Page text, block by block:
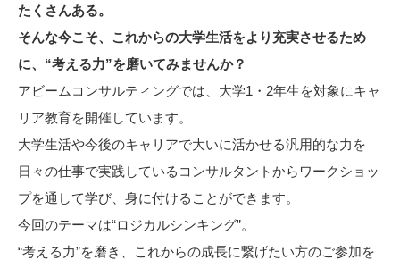
たくさんある。​
そんな今こそ、これからの大学生活をより充実させるため
に、“考える力”を磨いてみませんか？​
アビームコンサルティングでは、大学1・2年生を対象にキャ
リア教育を開催しています。
大学生活や今後のキャリアで大いに活かせる汎用的な力を
日々の仕事で実践しているコンサルタントからワークショッ
プを通して学び、身に付けることができます。
今回のテーマは“ロジカルシンキング”。
“考える力”を磨き、これからの成長に繋げたい方のご参加を